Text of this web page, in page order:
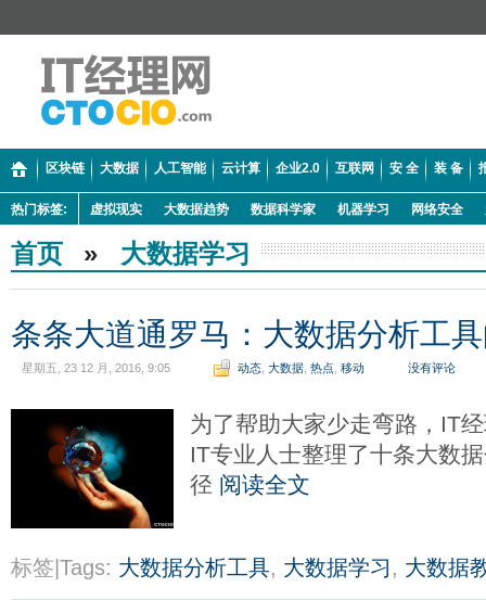
区块链 大数据 人工智能 云计算 企业2.0 互联网 安 全 装 备
热门标签: 虚拟现实 大数据趋势 数据科学家 机器学习 网络安全
首页 » 大数据学习
条条大道通罗马：大数据分析工
星期五, 23 12 月, 2016, 9:05 动态 大数据 热点 移动 没有评论
为了帮助大家少走弯路，IT
IT专业人士整理了十条大数
径 阅读全文
标签|Tags: 大数据分析工具, 大数据学习 , 大数据